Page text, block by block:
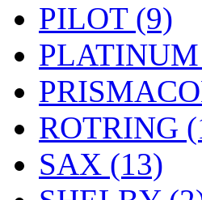
PILOT (9)
ROTRING
SAX (13)